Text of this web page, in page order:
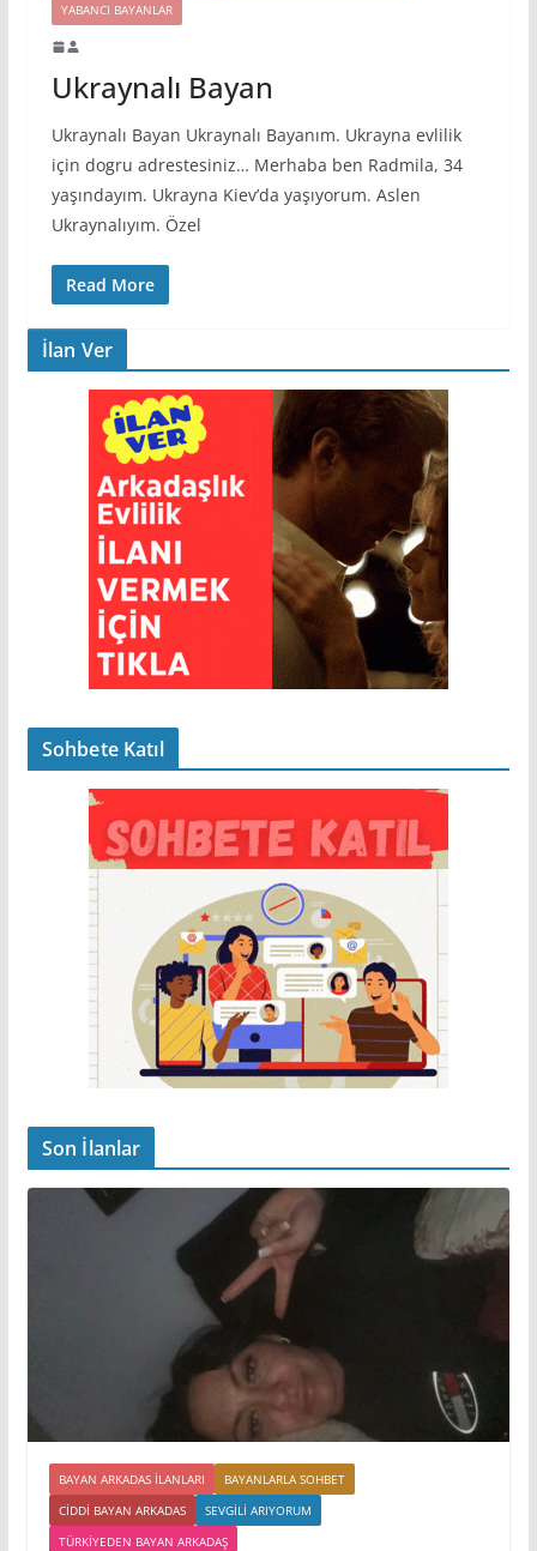
YABANCI BAYANLAR
Ukraynalı Bayan
Ukraynalı Bayan Ukraynalı Bayanım. Ukrayna evlilik
için dogru adrestesiniz… Merhaba ben Radmila, 34
yaşındayım. Ukrayna Kiev’da yaşıyorum. Aslen
Ukraynalıyım. Özel
Read More
İlan Ver
Sohbete Katıl
Son İlanlar
BAYAN ARKADAS ILANLARI
BAYANLARLA SOHBET
CIDDI BAYAN ARKADAS
SEVGILI ARIYORUM
TÜRKIYEDEN BAYAN ARKADAŞ